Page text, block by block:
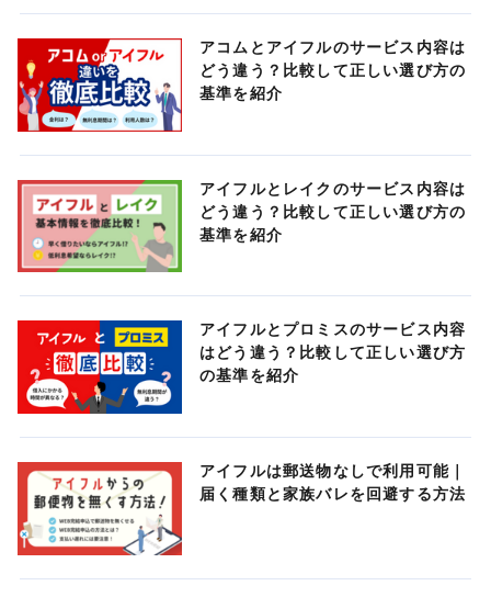
アコムとアイフルのサービス内容は
どう違う？比較して正しい選び方の
基準を紹介
アイフルとレイクのサービス内容は
どう違う？比較して正しい選び方の
基準を紹介
アイフルとプロミスのサービス内容
はどう違う？比較して正しい選び方
の基準を紹介
アイフルは郵送物なしで利用可能｜
届く種類と家族バレを回避する方法